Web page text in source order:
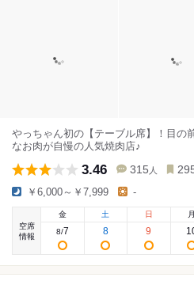
やっちゃん初の【テーブル席】！目の
なお肉が自慢の人気焼肉店♪
3.46 315 人
￥6,000～￥7,999 -
空席
情報
金
8/7
土
8
日
9
月